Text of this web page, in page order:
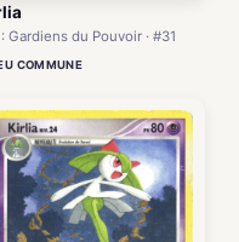
: Gardiens du Pouvoir · #31
COMMUNE